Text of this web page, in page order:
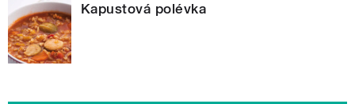
Kapustová polévka